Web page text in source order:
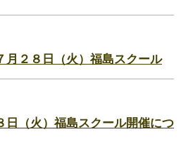
月２８日（火）福島スクール
日（火）福島スクール開催につ